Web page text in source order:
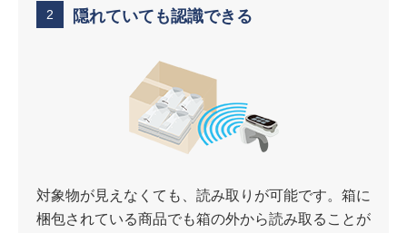
2 隠れていても認識できる
対象物が見えなくても、読み取りが可能です。箱に
梱包されている商品でも箱の外から読み取ることが